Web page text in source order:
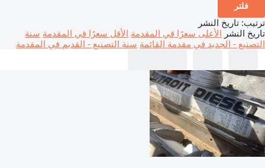
فلتر
ترتيب: تاريخ النشر
تاريخ النشر الأعلى سعرًا في المقدمة الأقل سعرًا في المقدمة سنة
التصنيع - الجديد في مقدمة القائمة سنة التصنيع - القديم في المقدمة